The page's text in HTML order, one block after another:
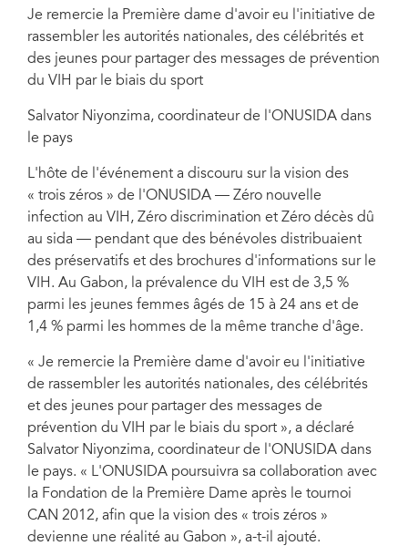
Je remercie la Première dame d'avoir eu l'initiative de
rassembler les autorités nationales, des célébrités et
des jeunes pour partager des messages de prévention
du VIH par le biais du sport
Salvator Niyonzima, coordinateur de l'ONUSIDA dans
le pays
L'hôte de l'événement a discouru sur la vision des
« trois zéros » de l'ONUSIDA — Zéro nouvelle
infection au VIH, Zéro discrimination et Zéro décès dû
au sida — pendant que des bénévoles distribuaient
des préservatifs et des brochures d'informations sur le
VIH. Au Gabon, la prévalence du VIH est de 3,5 %
parmi les jeunes femmes âgés de 15 à 24 ans et de
1,4 % parmi les hommes de la même tranche d'âge.
« Je remercie la Première dame d'avoir eu l'initiative
de rassembler les autorités nationales, des célébrités
et des jeunes pour partager des messages de
prévention du VIH par le biais du sport », a déclaré
Salvator Niyonzima, coordinateur de l'ONUSIDA dans
le pays. « L'ONUSIDA poursuivra sa collaboration avec
la Fondation de la Première Dame après le tournoi
CAN 2012, afin que la vision des « trois zéros »
devienne une réalité au Gabon », a-t-il ajouté.